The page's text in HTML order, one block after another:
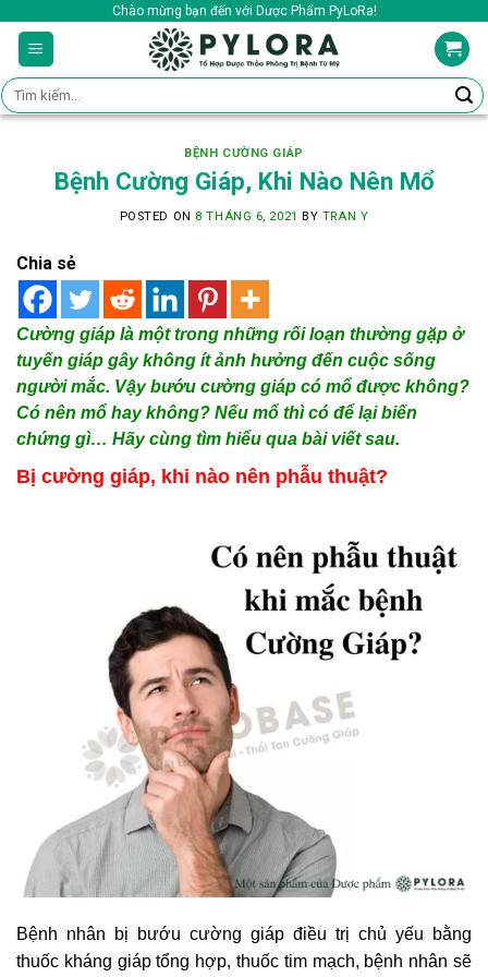
content
Chào mừng bạn đến với Dược Phẩm PyLoRa!
Tìm
kiếm:
BỆNH CƯỜNG GIÁP
Bệnh Cường Giáp, Khi Nào Nên Mổ
POSTED ON 8 THÁNG 6, 2021 BY TRAN Y
Chia sẻ
Cường giáp là một trong những rối loạn thường gặp ở
tuyến giáp gây không ít ảnh hưởng đến cuộc sống
người mắc. Vậy bướu cường giáp có mổ được không?
Có nên mổ hay không? Nếu mổ thì có để lại biến
chứng gì… Hãy cùng tìm hiểu qua bài viết sau.
Bị cường giáp, khi nào nên phẫu thuật?
Bệnh nhân bị bướu cường giáp điều trị chủ yếu bằng
thuốc kháng giáp tổng hợp, thuốc tim mạch, bệnh nhân sẽ